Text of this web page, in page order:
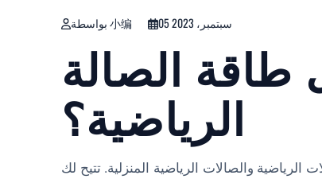
بواسطة 小编 05 سبتمبر، 2023
طاقة الصالة
الرياضية؟
والصالات الرياضية المنزلية. تتيح لك